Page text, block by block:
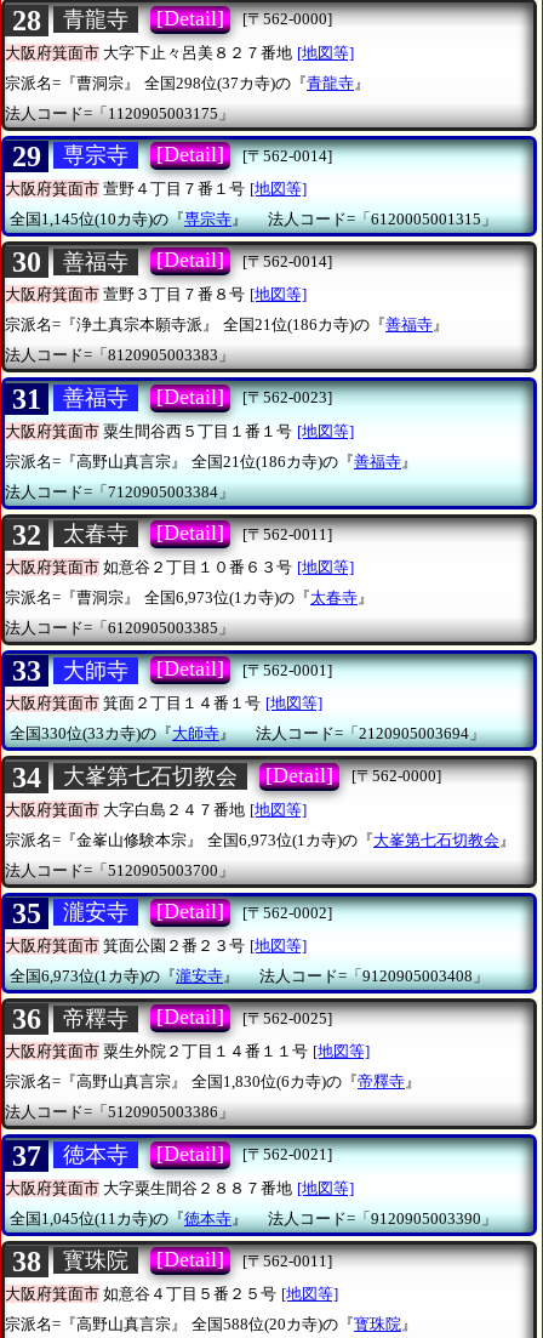
28 青龍寺 [Detail]
[〒562-0000]
大阪府箕面市 大字下止々呂美８２７番地 [地図等]
宗派名=『曹洞宗』
全国298位(37カ寺)の『青龍寺 』
法人コード=「1120905003175」
29 専宗寺 [Detail]
[〒562-0014]
大阪府箕面市 萱野４丁目７番１号 [地図等]
全国1,145位(10カ寺)の『専宗寺』 法人コード=「6120005001315」
30 善福寺 [Detail]
[〒562-0014]
大阪府箕面市 萱野３丁目７番８号 [地図等]
宗派名=『浄土真宗本願寺派』
全国21位(186カ寺)の『善福寺』
法人コード=「8120905003383」
31 善福寺 [Detail]
[〒562-0023]
大阪府箕面市 粟生間谷西５丁目１番１号 [地図等]
宗派名=『高野山真言宗』
全国21位(186カ寺)の『善福寺 』
法人コード=「7120905003384」
32 太春寺 [Detail]
[〒562-0011]
大阪府箕面市 如意谷２丁目１０番６３号 [地図等]
宗派名=『曹洞宗』
全国6,973位(1カ寺)の『太春寺 』
法人コード=「6120905003385」
33 大師寺 [Detail]
[〒562-0001]
大阪府箕面市 箕面２丁目１４番１号 [地図等]
全国330位(33カ寺)の『大師寺』 法人コード=「2120905003694」
34 大峯第七石切教会 [Detail]
[〒562-0000]
大阪府箕面市 大字白島２４７番地 [地図等]
宗派名=『金峯山修験本宗』
全国6,973位(1カ寺)の『大峯第七石切教会 』
法人コード=「5120905003700」
35 瀧安寺 [Detail]
[〒562-0002]
大阪府箕面市 箕面公園２番２３号 [地図等]
全国6,973位(1カ寺)の『瀧安寺』 法人コード=「9120905003408」
36 帝釋寺 [Detail]
[〒562-0025]
大阪府箕面市 粟生外院２丁目１４番１１号 [地図等]
宗派名=『高野山真言宗』
全国1,830位(6カ寺)の『帝釋寺』
法人コード=「5120905003386」
37 徳本寺 [Detail]
[〒562-0021]
大阪府箕面市 大字粟生間谷２８８７番地 [地図等]
全国1,045位(11カ寺)の『徳本寺』 法人コード=「9120905003390」
38 寳珠院 [Detail]
[〒562-0011]
大阪府箕面市 如意谷４丁目５番２５号 [地図等]
宗派名=『高野山真言宗』
全国588位(20カ寺)の『寳珠院 』